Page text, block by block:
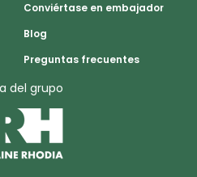
Conviértase en embajador
Blog
Preguntas frecuentes
del grupo